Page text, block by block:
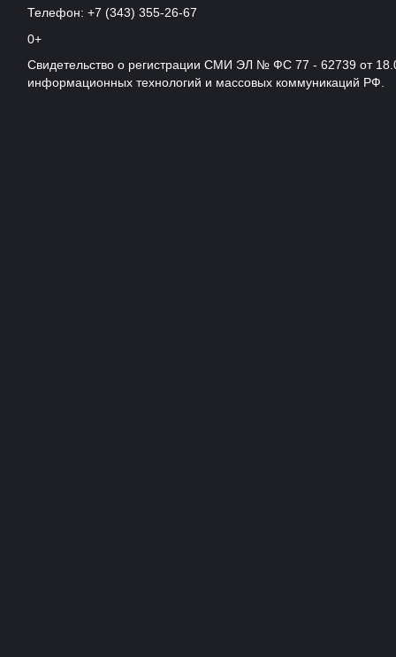
Телефон: +7 (343) 355-26-67
0+
Свидетельство о регистрации СМИ ЭЛ № ФС 77 - 62739 от
информационных технологий и массовых коммуникаций РФ.